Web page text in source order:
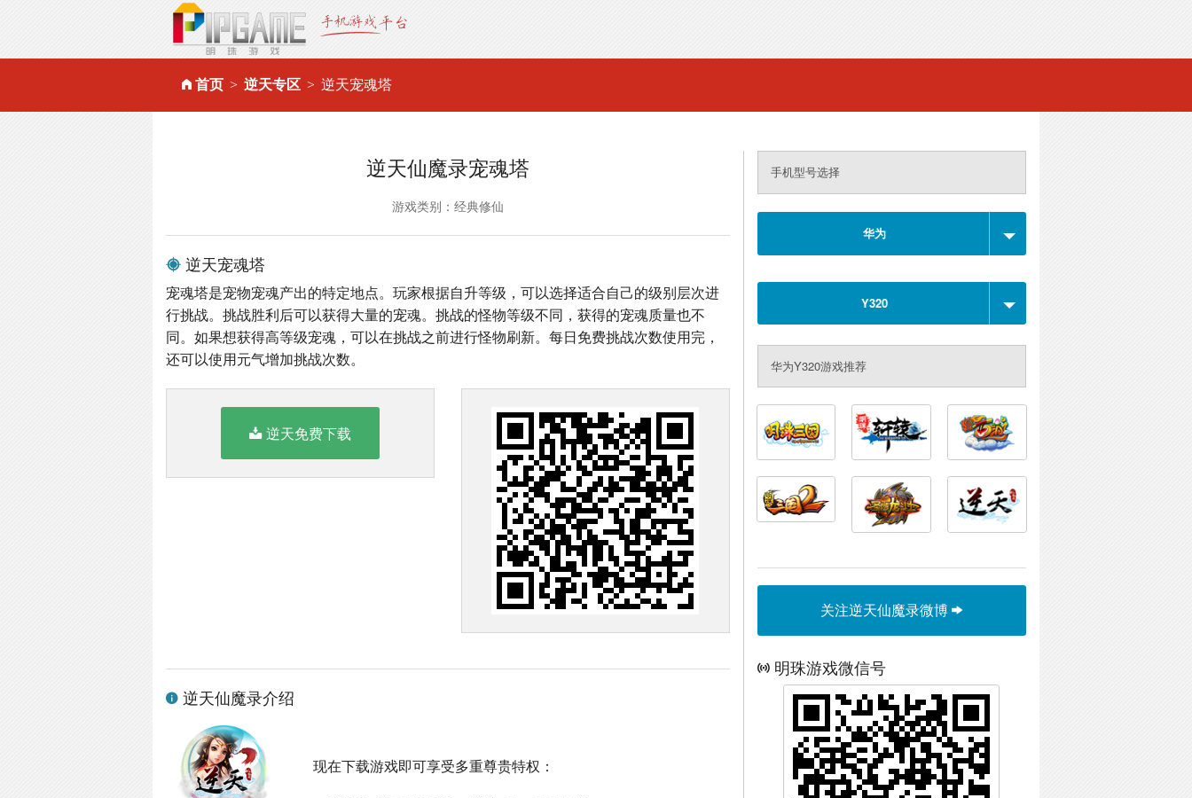
首页 逆天专区 逆天宠魂塔
逆天仙魔录宠魂塔
游戏类别：经典修仙
逆天宠魂塔
宠魂塔是宠物宠魂产出的特定地点。玩家根据自升等级，可以选择适合自己的级别层次进
行挑战。挑战胜利后可以获得大量的宠魂。挑战的怪物等级不同，获得的宠魂质量也不
同。如果想获得高等级宠魂，可以在挑战之前进行怪物刷新。每日免费挑战次数使用完，
还可以使用元气增加挑战次数。
逆天免费下载
逆天仙魔录介绍
现在下载游戏即可享受多重尊贵特权：
手机型号选择
华为
Y320
华为Y320游戏推荐
关注逆天仙魔录微博
明珠游戏微信号